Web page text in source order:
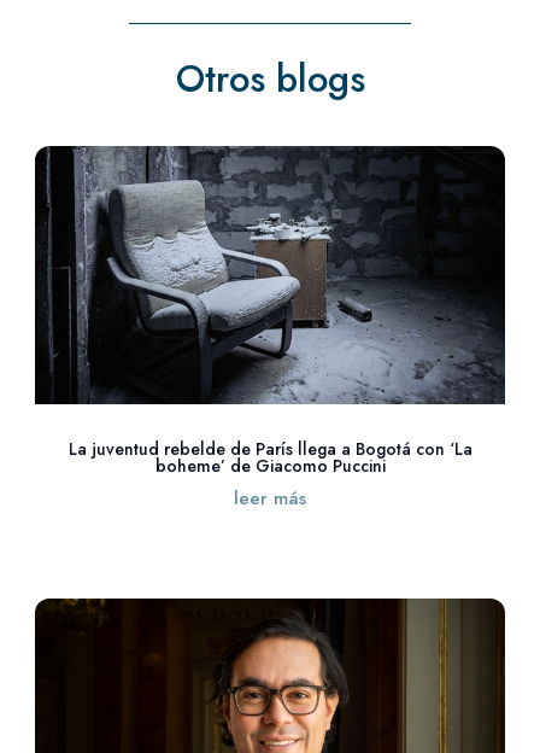
Otros blogs
La juventud rebelde de París llega a Bogotá con ‘La
boheme’ de Giacomo Puccini
leer más